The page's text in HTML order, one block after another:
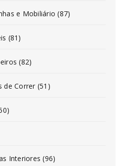
e Mobiliário (87)
(81)
(82)
de Correr (51)
Interiores (96)